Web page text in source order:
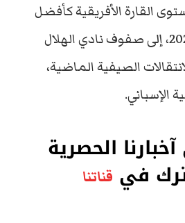
القارة الأفريقية كأفضل
لاعب أفريقي لعام 2023، إلى صفوف نادي الهلال
الصيفية الماضية،
الإسباني.
الحصرية
في قناتنا